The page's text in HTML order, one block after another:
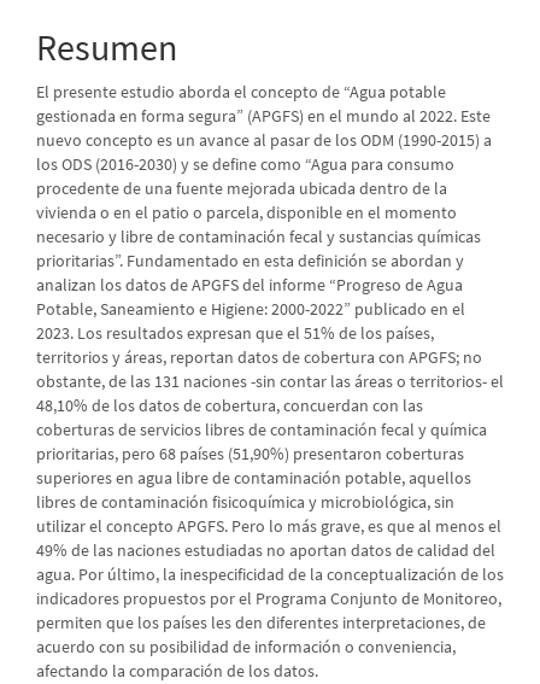
artículo
Resumen
El presente estudio aborda el concepto de “Agua potable
gestionada en forma segura” (APGFS) en el mundo al 2022. Este
nuevo concepto es un avance al pasar de los ODM (1990-2015) a
los ODS (2016-2030) y se define como “Agua para consumo
procedente de una fuente mejorada ubicada dentro de la
vivienda o en el patio o parcela, disponible en el momento
necesario y libre de contaminación fecal y sustancias químicas
prioritarias”. Fundamentado en esta definición se abordan y
analizan los datos de APGFS del informe “Progreso de Agua
Potable, Saneamiento e Higiene: 2000-2022” publicado en el
2023. Los resultados expresan que el 51% de los países,
territorios y áreas, reportan datos de cobertura con APGFS; no
obstante, de las 131 naciones -sin contar las áreas o territorios- el
48,10% de los datos de cobertura, concuerdan con las
coberturas de servicios libres de contaminación fecal y química
prioritarias, pero 68 países (51,90%) presentaron coberturas
superiores en agua libre de contaminación potable, aquellos
libres de contaminación fisicoquímica y microbiológica, sin
utilizar el concepto APGFS. Pero lo más grave, es que al menos el
49% de las naciones estudiadas no aportan datos de calidad del
agua. Por último, la inespecificidad de la conceptualización de los
indicadores propuestos por el Programa Conjunto de Monitoreo,
permiten que los países les den diferentes interpretaciones, de
acuerdo con su posibilidad de información o conveniencia,
afectando la comparación de los datos.